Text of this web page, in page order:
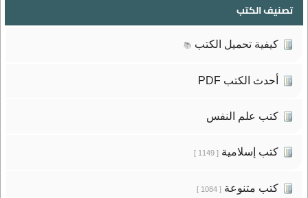
تصنيف الكتب
كيفية تحميل الكتب 📚
أحدث الكتب PDF
كتب علم النفس
كتب إسلامية[ 1149 ]
كتب متنوعة[ 1084 ]